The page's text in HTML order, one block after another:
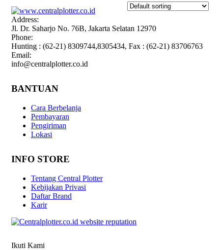
Address:
Jl. Dr. Saharjo No. 76B, Jakarta Selatan 12970
Phone:
Hunting : (62-21) 8309744,8305434, Fax : (62-21) 83706763
Email:
info@centralplotter.co.id
BANTUAN
Cara Berbelanja
Pembayaran
Pengiriman
Lokasi
INFO STORE
Tentang Central Plotter
Kebijakan Privasi
Daftar Brand
Karir
Ikuti Kami